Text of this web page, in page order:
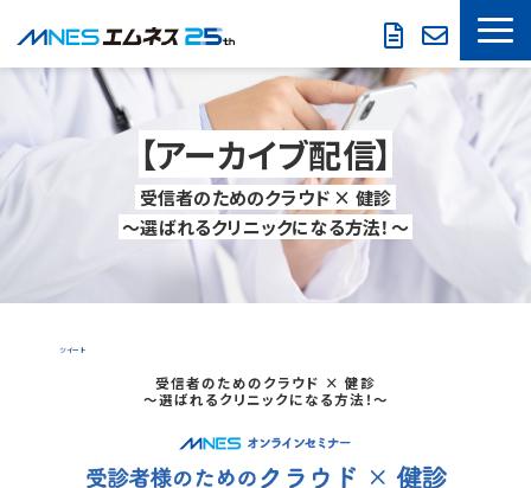
LOOKREC
製品・サービス
導入事例
セミナー情報
会社概要
【アーカイブ配信】
受信者のためのクラウド × 健診
～選ばれるクリニックになる方法！～
ツイート
受信者のためのクラウド × 健診
～選ばれるクリニックになる方法！～